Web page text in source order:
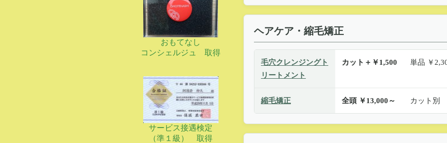
ヘアケア・縮毛矯正
毛穴クレンジングト
リートメント
カット＋￥1,500 単品 ￥
縮毛矯正 全頭 ￥13,000～ カット別
おもてなし
コンシェルジュ 取得
サービス接遇検定
（準１級） 取得